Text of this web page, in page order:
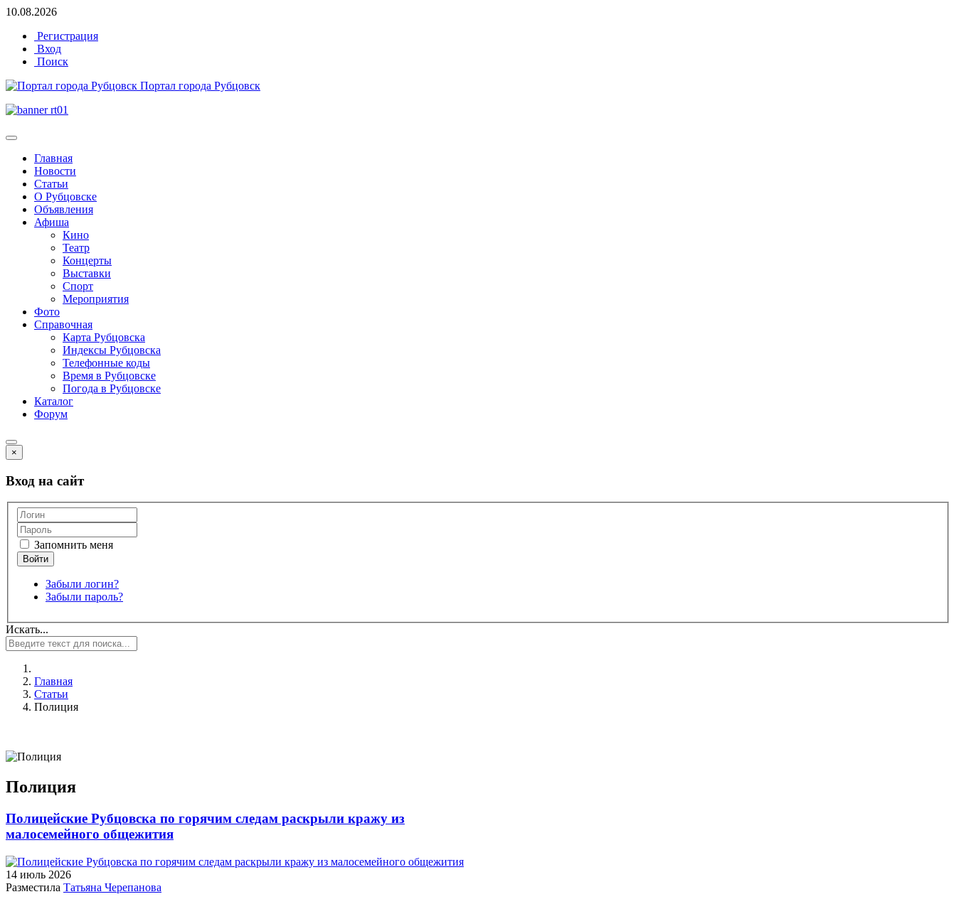
10.08.2026
Регистрация
Вход
Поиск
Портал города Рубцовск
Главная
Новости
Статьи
О Рубцовске
Объявления
Афиша
Кино
Театр
Концерты
Выставки
Спорт
Мероприятия
Фото
Справочная
Карта Рубцовска
Индексы Рубцовска
Телефонные коды
Время в Рубцовске
Погода в Рубцовске
Каталог
Форум
×
Вход на сайт
Запомнить меня
Забыли логин?
Забыли пароль?
Искать...
Главная
Статьи
Полиция
Полиция
Полицейские Рубцовска по горячим следам раскрыли кражу из
малосемейного общежития
14 июль 2026
Разместила Татьяна Черепанова